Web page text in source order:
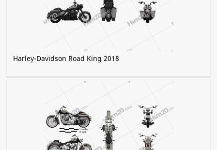
Harley-Davidson Road King 2018